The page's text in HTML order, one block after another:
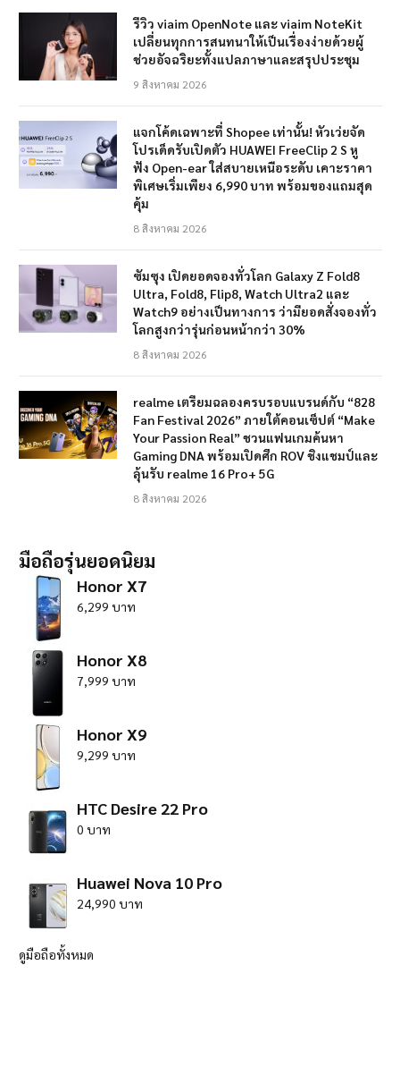
รีวิว viaim OpenNote และ viaim NoteKit
เปลี่ยนทุกการสนทนาให้เป็นเรื่องง่ายด้วยผู้
ช่วยอัจฉริยะทั้งแปลภาษาและสรุปประชุม
9 สิงหาคม 2026
แจกโค้ดเฉพาะที่ Shopee เท่านั้น! หัวเว่ยจัด
โปรเด็ดรับเปิดตัว HUAWEI FreeClip 2 S หู
ฟัง Open-ear ใส่สบายเหนือระดับ เคาะราคา
พิเศษเริ่มเพียง 6,990 บาท พร้อมของแถมสุด
คุ้ม
8 สิงหาคม 2026
ซัมซุง เปิดยอดจองทั่วโลก Galaxy Z Fold8
Ultra, Fold8, Flip8, Watch Ultra2 และ
Watch9 อย่างเป็นทางการ ว่ามียอดสั่งจองทั่ว
โลกสูงกว่ารุ่นก่อนหน้ากว่า 30%
8 สิงหาคม 2026
realme เตรียมฉลองครบรอบแบรนด์กับ “828
Fan Festival 2026” ภายใต้คอนเซ็ปต์ “Make
Your Passion Real” ชวนแฟนเกมค้นหา
Gaming DNA พร้อมเปิดศึก ROV ชิงแชมป์และ
ลุ้นรับ realme 16 Pro+ 5G
8 สิงหาคม 2026
มือถือรุ่นยอดนิยม
Honor X7
6,299 บาท
Honor X8
7,999 บาท
Honor X9
9,299 บาท
HTC Desire 22 Pro
0 บาท
Huawei Nova 10 Pro
24,990 บาท
ดูมือถือทั้งหมด